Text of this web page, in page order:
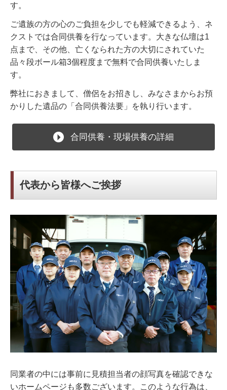
す。
ご遺族の方の心のご負担を少しでも軽減できるよう、ネ
クストでは合同供養を行なっています。大きな仏壇は1
点まで、その他、亡くなられた方の大切にされていた
品々段ボール箱3個程度まで無料で合同供養いたしま
す。
弊社におきまして、僧侶をお招きし、みなさまからお預
かりした遺品の「合同供養法要」を執り行います。
合同供養・現場供養の詳細
代表から皆様へご挨拶
同業者の中には事前に見積担当者の顔写真を確認できな
いホームページも多数ございます。このような行為は、